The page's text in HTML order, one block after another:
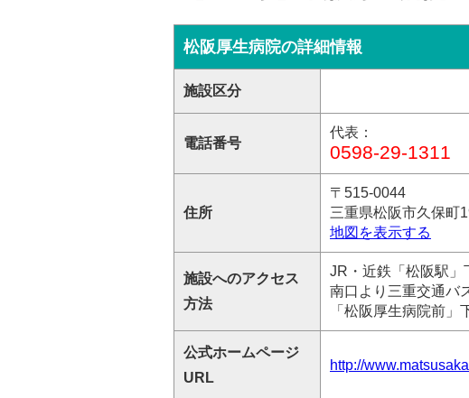
松阪厚生病院の詳細情報
施設区分
電話番号
代表：
0598-29-1311
住所
〒515-0044
三重県松阪市久保町
地図を表示する
施設へのアクセス
方法
JR・近鉄「松阪駅」
南口より三重交通バ
「松阪厚生病院前」
公式ホームページ
URL
http://